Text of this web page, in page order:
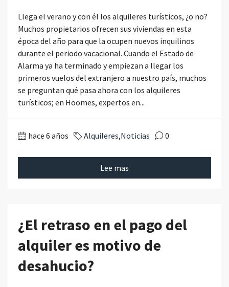
Llega el verano y con él los alquileres turísticos, ¿o no?
Muchos propietarios ofrecen sus viviendas en esta
época del año para que la ocupen nuevos inquilinos
durante el periodo vacacional. Cuando el Estado de
Alarma ya ha terminado y empiezan a llegar los
primeros vuelos del extranjero a nuestro país, muchos
se preguntan qué pasa ahora con los alquileres
turísticos; en Hoomes, expertos en...
hace 6 años Alquileres,Noticias 0
Lee mas
¿El retraso en el pago del
alquiler es motivo de
desahucio?